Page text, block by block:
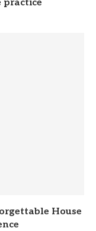
practice
House